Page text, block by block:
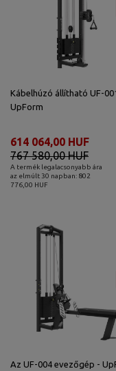
Kábelhúzó állítható UF-
UpForm
A termék legalacsonyabb ára
az elmúlt 30 napban: 802
776,00 HUF
767 580,00 HUF
614 064,00 HUF
Az UF-004 evezőgép -